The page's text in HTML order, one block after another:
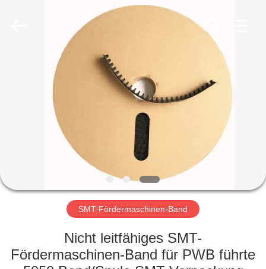
PRODUKTE
FABRIK-
AUSFLUG
QUALITÄTSKONTROLLE
SMT-Fördermaschinen-Band
Nicht leitfähiges SMT-
Fördermaschinen-Band für PWB führte